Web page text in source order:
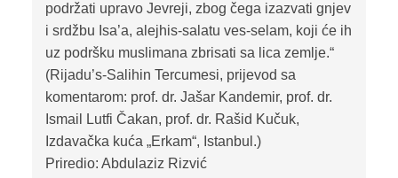
podržati upravo Jevreji, zbog čega izazvati gnjev
i srdžbu Isa’a, alejhis-salatu ves-selam, koji će ih
uz podršku muslimana zbrisati sa lica zemlje.“
(Rijadu’s-Salihin Tercumesi, prijevod sa
komentarom: prof. dr. Jašar Kandemir, prof. dr.
Ismail Lutfi Čakan, prof. dr. Rašid Kučuk,
Izdavačka kuća „Erkam“, Istanbul.)
Priredio: Abdulaziz Rizvić